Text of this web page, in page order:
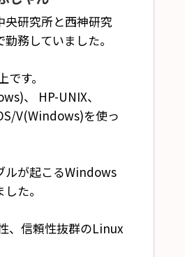
央研究所と西神研究
務していました。
す。
、 HP-UNIX、
V(Windows)を使っ
ルが起こるWindows
た。
、信頼性抜群のLinux